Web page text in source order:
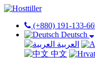
(+880) 191-133-
Deutsch
العربية
中文